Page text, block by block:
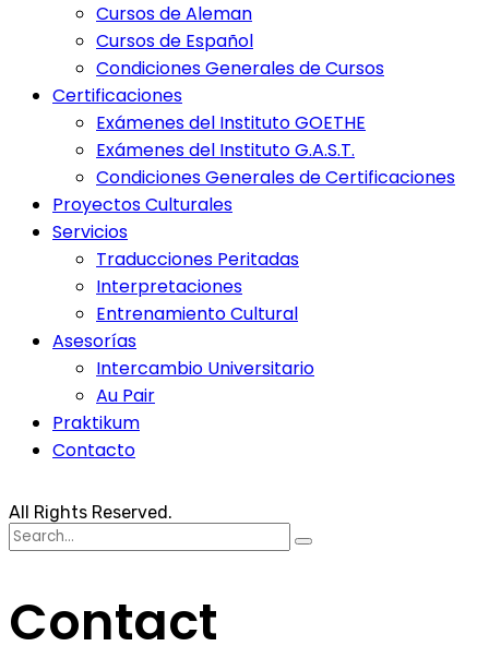
Cursos de Aleman
Cursos de Español
Condiciones Generales de Cursos
Certificaciones
Exámenes del Instituto GOETHE
Exámenes del Instituto G.A.S.T.
Condiciones Generales de Certificaciones
Proyectos Culturales
Servicios
Traducciones Peritadas
Interpretaciones
Entrenamiento Cultural
Asesorías
Intercambio Universitario
Au Pair
Praktikum
Contacto
All Rights Reserved.
Search
for:
Contact